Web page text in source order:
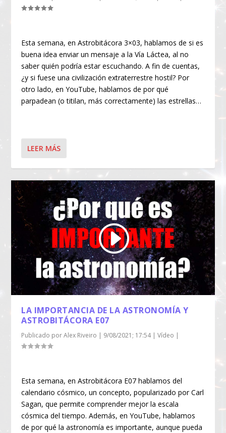
Esta semana, en Astrobitácora 3×03, hablamos de si es
buena idea enviar un mensaje a la Vía Láctea, al no
saber quién podría estar escuchando. A fin de cuentas,
¿y si fuese una civilización extraterrestre hostil? Por
otro lado, en YouTube, hablamos de por qué
parpadean (o titilan, más correctamente) las estrellas…
LEER MÁS
LA IMPORTANCIA DE LA ASTRONOMÍA Y
ASTROBITÁCORA E07
Publicado porAlex Riveiro | 9/08/2021; 17:54|Vídeo |
Esta semana, en Astrobitácora E07 hablamos del
calendario cósmico, un concepto, popularizado por Carl
Sagan, que permite comprender mejor la escala
cósmica del tiempo. Además, en YouTube, hablamos
de por qué la astronomía es importante, aunque pueda